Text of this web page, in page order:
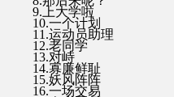
9.上大学啦
10.一个计划
11.运动员助理
12.老同学
13.对峙
14.寡廉鲜耻
15.妖风阵阵
16.一场交易